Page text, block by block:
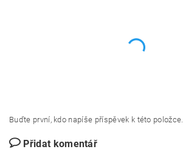
Buďte první, kdo napíše příspěvek k této položce.
Přidat komentář